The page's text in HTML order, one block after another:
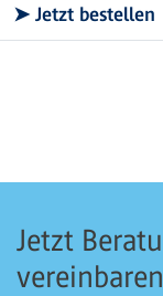
➤ Jetzt bestellen
Jetzt
vereinbaren